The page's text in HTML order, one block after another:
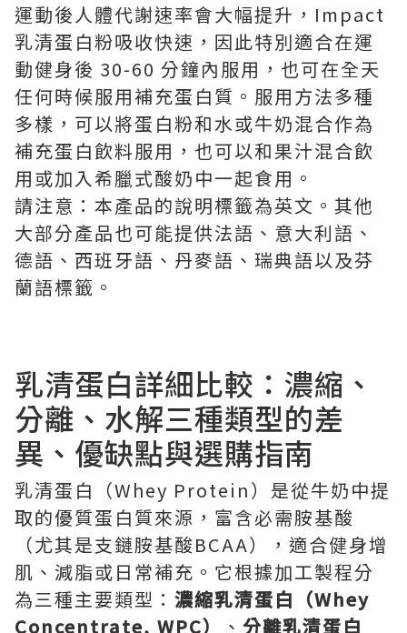
運動後人體代謝速率會大幅提升，Impact
乳清蛋白粉吸收快速，因此特別適合在運
動健身後 30-60 分鐘內服用，也可在全天
任何時候服用補充蛋白質。服用方法多種
多樣，可以將蛋白粉和水或牛奶混合作為
補充蛋白飲料服用，也可以和果汁混合飲
用或加入希臘式酸奶中一起食用。
請注意：本產品的說明標籤為英文。其他
大部分產品也可能提供法語、意大利語、
德語、西班牙語、丹麥語、瑞典語以及芬
蘭語標籤。
乳清蛋白詳細比較：濃縮、
分離、水解三種類型的差
異、優缺點與選購指南
乳清蛋白（Whey Protein）是從牛奶中提
取的優質蛋白質來源，富含必需胺基酸
（尤其是支鏈胺基酸BCAA），適合健身增
肌、減脂或日常補充。它根據加工製程分
為三種主要類型： 濃縮乳清蛋白（Whey
Concentrate, WPC）
、 分離乳清蛋白